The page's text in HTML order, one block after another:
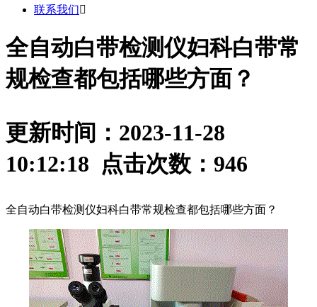
联系我们
全自动白带检测仪妇科白带常
规检查都包括哪些方面？
更新时间：2023-11-28
10:12:18 点击次数： 946
全自动白带检测仪妇科白带常规检查都包括哪些方面？